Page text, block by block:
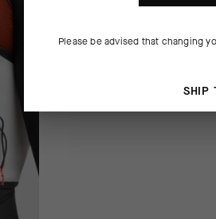
Please be advised that changing
SHIP